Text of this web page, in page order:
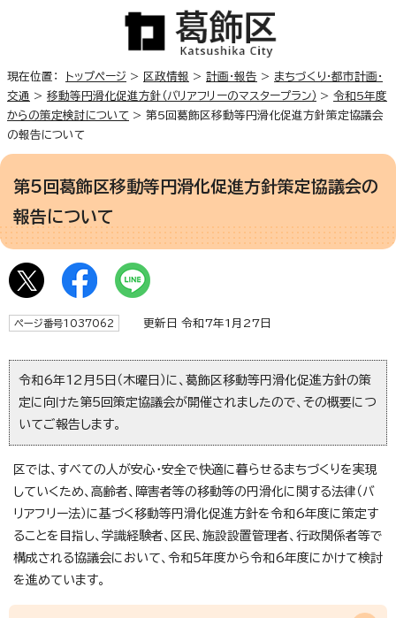
現在位置： トップページ > 区政情報 > 計画・報告 > まちづくり・都市計画・
交通 > 移動等円滑化促進方針（バリアフリーのマスタープラン） > 令和5年度
からの策定検討について > 第5回葛飾区移動等円滑化促進方針策定協議会
の報告について
第5回葛飾区移動等円滑化促進方針策定協議会の
報告について
ページ番号1037062 更新日 令和7年1月27日
令和6年12月5日（木曜日）に、葛飾区移動等円滑化促進方針の策
定に向けた第5回策定協議会が開催されましたので、その概要につ
いてご報告します。
区では、すべての人が安心・安全で快適に暮らせるまちづくりを実現
していくため、高齢者、障害者等の移動等の円滑化に関する法律（バ
リアフリー法）に基づく移動等円滑化促進方針を令和6年度に策定す
ることを目指し、学識経験者、区民、施設設置管理者、行政関係者等で
構成される協議会において、令和5年度から令和6年度にかけて検討
を進めています。